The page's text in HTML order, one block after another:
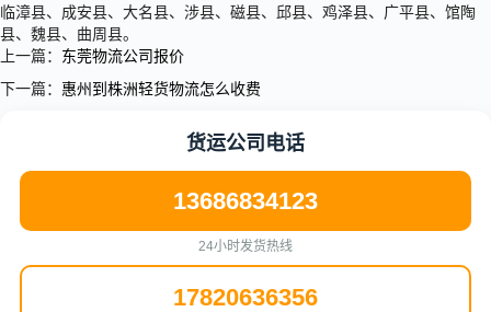
临漳县、成安县、大名县、涉县、磁县、邱县、鸡泽县、广平县、馆陶
县、魏县、曲周县。
上一篇： 东莞物流公司报价
下一篇： 惠州到株洲轻货物流怎么收费
货运公司电话
13686834123
24小时发货热线
17820636356